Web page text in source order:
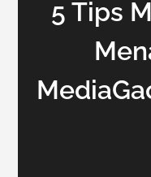
5 Tips